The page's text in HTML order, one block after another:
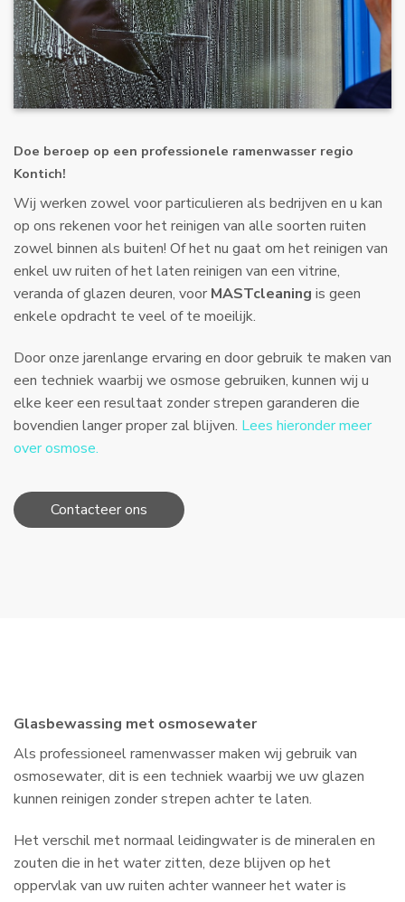
Doe beroep op een professionele ramenwasser regio
Kontich!
Wij werken zowel voor particulieren als bedrijven en u kan
op ons rekenen voor het reinigen van alle soorten ruiten
zowel binnen als buiten! Of het nu gaat om het reinigen van
enkel uw ruiten of het laten reinigen van een vitrine,
veranda of glazen deuren, voor MASTcleaning is geen
enkele opdracht te veel of te moeilijk.
Door onze jarenlange ervaring en door gebruik te maken van
een techniek waarbij we osmose gebruiken, kunnen wij u
elke keer een resultaat zonder strepen garanderen die
bovendien langer proper zal blijven. Lees hieronder meer
over osmose.
Contacteer ons
Glasbewassing met osmosewater
Als professioneel ramenwasser maken wij gebruik van
osmosewater, dit is een techniek waarbij we uw glazen
kunnen reinigen zonder strepen achter te laten.
Het verschil met normaal leidingwater is de mineralen en
zouten die in het water zitten, deze blijven op het
oppervlak van uw ruiten achter wanneer het water is